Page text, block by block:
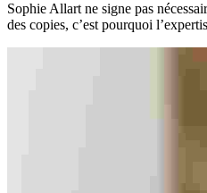
Sophie Allart ne signe pas
des copies, c’est pourquoi